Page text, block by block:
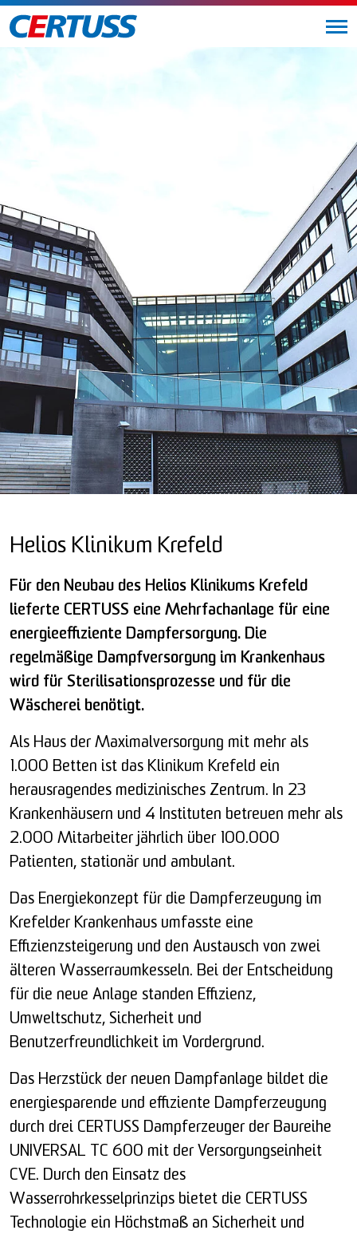
Helios Klinikum Krefeld
Für den Neubau des Helios Klinikums Krefeld
lieferte CERTUSS eine Mehrfachanlage für eine
energieeffiziente Dampfersorgung. Die
regelmäßige Dampfversorgung im Krankenhaus
wird für Sterilisationsprozesse und für die
Wäscherei benötigt.
Als Haus der Maximalversorgung mit mehr als
1.000 Betten ist das Klinikum Krefeld ein
herausragendes medizinisches Zentrum. In 23
Krankenhäusern und 4 Instituten betreuen mehr als
2.000 Mitarbeiter jährlich über 100.000
Patienten, stationär und ambulant.
Das Energiekonzept für die Dampferzeugung im
Krefelder Krankenhaus umfasste eine
Effizienzsteigerung und den Austausch von zwei
älteren Wasserraumkesseln. Bei der Entscheidung
für die neue Anlage standen Effizienz,
Umweltschutz, Sicherheit und
Benutzerfreundlichkeit im Vordergrund.
Das Herzstück der neuen Dampfanlage bildet die
energiesparende und effiziente Dampferzeugung
durch drei CERTUSS Dampferzeuger der Baureihe
UNIVERSAL TC 600 mit der Versorgungseinheit
CVE. Durch den Einsatz des
Wasserrohrkesselprinzips bietet die CERTUSS
Technologie ein Höchstmaß an Sicherheit und